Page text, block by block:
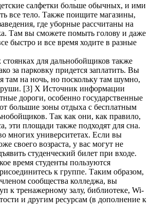
салфетки больше обычных, и ими
все тело. Также поищите магазины,
где уборные рассчитаны на
Там вы сможете помыть голову и даже
быстро и все время ходите в разные
для дальнобойщиков также
за парковку придется заплатить. Вы
там на ночь, но поскольку там шумно,
[3] X Источник информации
дороги, особенно государственные
большие зоны отдыха с бесплатным
Так как они, как правило,
эти площади также подходят для сна.
многих университетах. Если вы
своего возраста, у вас могут не
студенческий билет при входе.
время студенты пользуются
к группе. Таким образом,
сообщества колледжа, вы
к тренажерному залу, библиотеке, Wi-
и другим ресурсам (в дополнение к